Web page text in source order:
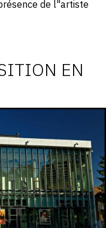
de l"artiste
EN